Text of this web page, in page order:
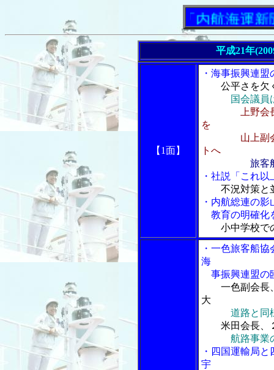
「内航海運新聞」
平成21年
【1面】
・海事振興連
公平さを欠
国会議員
上野
を
山上副会長
トへ
旅客
・社説「これ
不況対策と
・内航総連の
教育の明確化
小中学校で
・一色旅客船
海
事振興連盟の
一色副会長
大
道路と同
米田会長、
航路事業
・四国運輸局
宇